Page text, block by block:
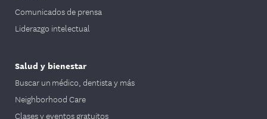
Comunicados de prensa
Liderazgo intelectual
Salud y bienestar
Buscar un médico, dentista y más
Neighborhood Care
Clases y eventos gratuitos